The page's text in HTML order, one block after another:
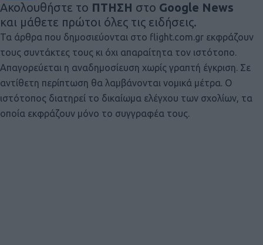
Ακολουθήστε το ΠΤΗΣΗ στο Google News
και μάθετε πρώτοι όλες τις ειδήσεις.
Τα άρθρα που δημοσιεύονται στο flight.com.gr εκφράζουν
τους συντάκτες τους κι όχι απαραίτητα τον ιστότοπο.
Απαγορεύεται η αναδημοσίευση χωρίς γραπτή έγκριση. Σε
αντίθετη περίπτωση θα λαμβάνονται νομικά μέτρα. Ο
ιστότοπος διατηρεί το δικαίωμα ελέγχου των σχολίων, τα
οποία εκφράζουν μόνο το συγγραφέα τους.